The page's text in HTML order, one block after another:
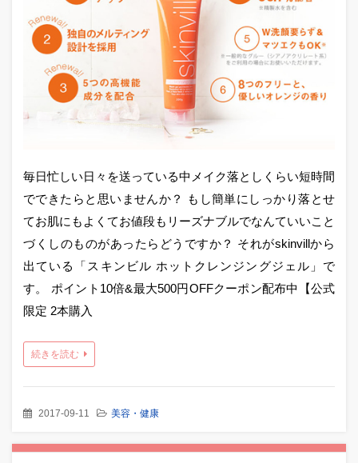
毎日忙しい日々を送っている中メイク落としくらい短時間
でできたらと思いませんか？ もし簡単にしっかり落とせ
てお肌にもよくてお値段もリーズナブルでなんていいこと
づくしのものがあったらどうですか？ それがskinvillから
出ている「スキンビル ホットクレンジングジェル」で
す。 ポイント10倍&最大500円OFFクーポン配布中【公式
限定 2本購入
続きを読む
2017-09-11 美容・健康